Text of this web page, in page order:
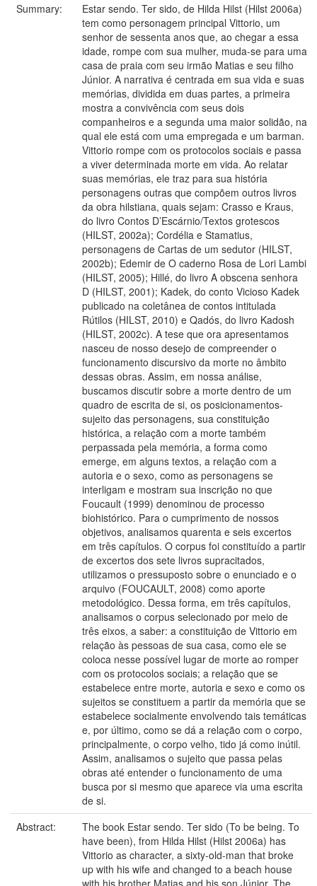
Summary:
Estar sendo. Ter sido, de Hilda Hilst (Hilst 2006a)
tem como personagem principal Vittorio, um
senhor de sessenta anos que, ao chegar a essa
idade, rompe com sua mulher, muda-se para uma
casa de praia com seu irmão Matias e seu filho
Júnior. A narrativa é centrada em sua vida e suas
memórias, dividida em duas partes, a primeira
mostra a convivência com seus dois
companheiros e a segunda uma maior solidão, na
qual ele está com uma empregada e um barman.
Vittorio rompe com os protocolos sociais e passa
a viver determinada morte em vida. Ao relatar
suas memórias, ele traz para sua história
personagens outras que compõem outros livros
da obra hilstiana, quais sejam: Crasso e Kraus,
do livro Contos D’Escárnio/Textos grotescos
(HILST, 2002a); Cordélia e Stamatius,
personagens de Cartas de um sedutor (HILST,
2002b); Edemir de O caderno Rosa de Lori Lambi
(HILST, 2005); Hillé, do livro A obscena senhora
D (HILST, 2001); Kadek, do conto Vicioso Kadek
publicado na coletânea de contos intitulada
Rútilos (HILST, 2010) e Qadós, do livro Kadosh
(HILST, 2002c). A tese que ora apresentamos
nasceu de nosso desejo de compreender o
funcionamento discursivo da morte no âmbito
dessas obras. Assim, em nossa análise,
buscamos discutir sobre a morte dentro de um
quadro de escrita de si, os posicionamentos-
sujeito das personagens, sua constituição
histórica, a relação com a morte também
perpassada pela memória, a forma como
emerge, em alguns textos, a relação com a
autoria e o sexo, como as personagens se
interligam e mostram sua inscrição no que
Foucault (1999) denominou de processo
biohistórico. Para o cumprimento de nossos
objetivos, analisamos quarenta e seis excertos
em três capítulos. O corpus foi constituído a partir
de excertos dos sete livros supracitados,
utilizamos o pressuposto sobre o enunciado e o
arquivo (FOUCAULT, 2008) como aporte
metodológico. Dessa forma, em três capítulos,
analisamos o corpus selecionado por meio de
três eixos, a saber: a constituição de Vittorio em
relação às pessoas de sua casa, como ele se
coloca nesse possível lugar de morte ao romper
com os protocolos sociais; a relação que se
estabelece entre morte, autoria e sexo e como os
sujeitos se constituem a partir da memória que se
estabelece socialmente envolvendo tais temáticas
e, por último, como se dá a relação com o corpo,
principalmente, o corpo velho, tido já como inútil.
Assim, analisamos o sujeito que passa pelas
obras até entender o funcionamento de uma
busca por si mesmo que aparece via uma escrita
de si.
Abstract:
The book Estar sendo. Ter sido (To be being. To
have been), from Hilda Hilst (Hilst 2006a) has
Vittorio as character, a sixty-old-man that broke
up with his wife and changed to a beach house
with his brother Matias and his son Júnior. The